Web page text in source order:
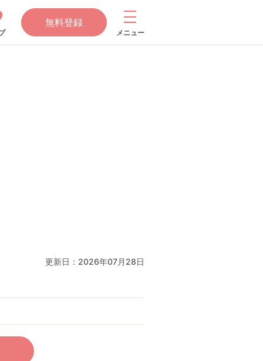
無料登録
メニュー
更新日： 2026年07月28日